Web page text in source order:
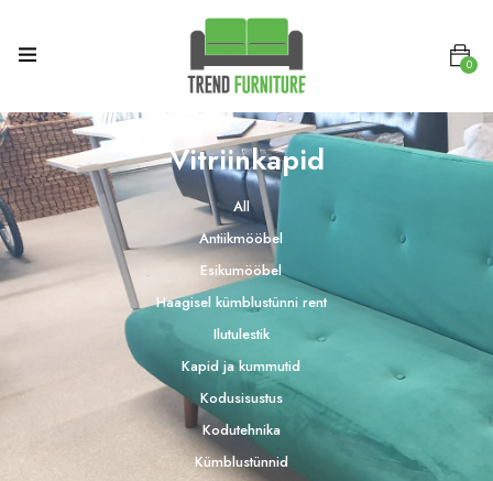
0
Vitriinkapid
All
Antiikmööbel
Esikumööbel
Haagisel kümblustünni rent
Ilutulestik
Kapid ja kummutid
Kodusisustus
Kodutehnika
Kümblustünnid